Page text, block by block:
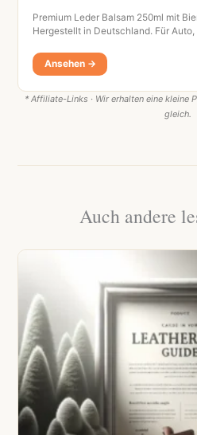
Premium Leder Balsam 250ml mit
Hergestellt in Deutschland. Für
Ansehen →
* Affiliate-Links · Wir erhalten eine
gleich.
Auch andere